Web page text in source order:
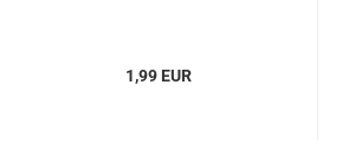
1,99 EUR